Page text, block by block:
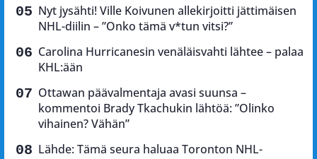
Nyt jysähti! Ville Koivunen allekirjoitti jättimäisen
NHL-diilin – ”Onko tämä v*tun vitsi?”
Carolina Hurricanesin venäläisvahti lähtee – palaa
KHL:ään
Ottawan päävalmentaja avasi suunsa –
kommentoi Brady Tkachukin lähtöä: ”Olinko
vihainen? Vähän”
Lähde: Tämä seura haluaa Toronton NHL-